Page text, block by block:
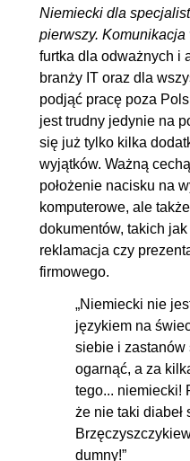
Dativem
10.4. Przyimki łączące się
Genitivem
10.5. Przyimki łączące się
Akkusativem lub Dativem
11. Składnia
11.1. Szyk prosty i
11.2. Zdania złożone
współrzędnie
11.3. Zdania złożone
podrzędnie
11.4. Zdania dopełnieniowe
11.5. Zdania przydawkowe
12. Ćwiczenia
gramatyczne
Niemiecki dla
pierwszy.
furtka dla odważnych i
branży IT oraz dla
podjąć pracę poza
jest trudny jedynie na
się już tylko kilka
wyjątków. Ważną
położenie nacisku na
komputerowe, ale
dokumentów, takich
reklamacja czy
firmowego.
„Niemiecki nie
językiem na
siebie i zastanów
ogarnąć, a za
tego... niemiecki!
że nie taki diabeł
dumny!”